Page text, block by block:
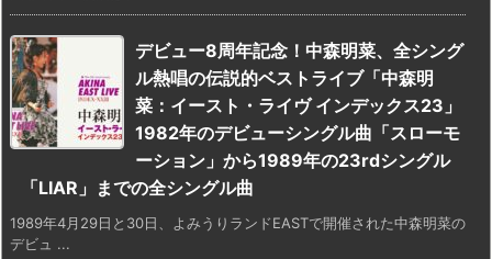
デビュー8周年記念！中森明菜、全シング
ル熱唱の伝説的ベストライブ「中森明
菜：イースト・ライヴ インデックス23」
1982年のデビューシングル曲「スローモ
ーション」から1989年の23rdシングル
「LIAR」までの全シングル曲
1989年4月29日と30日、よみうりランドEASTで開催された中森明菜の
デビュ ...